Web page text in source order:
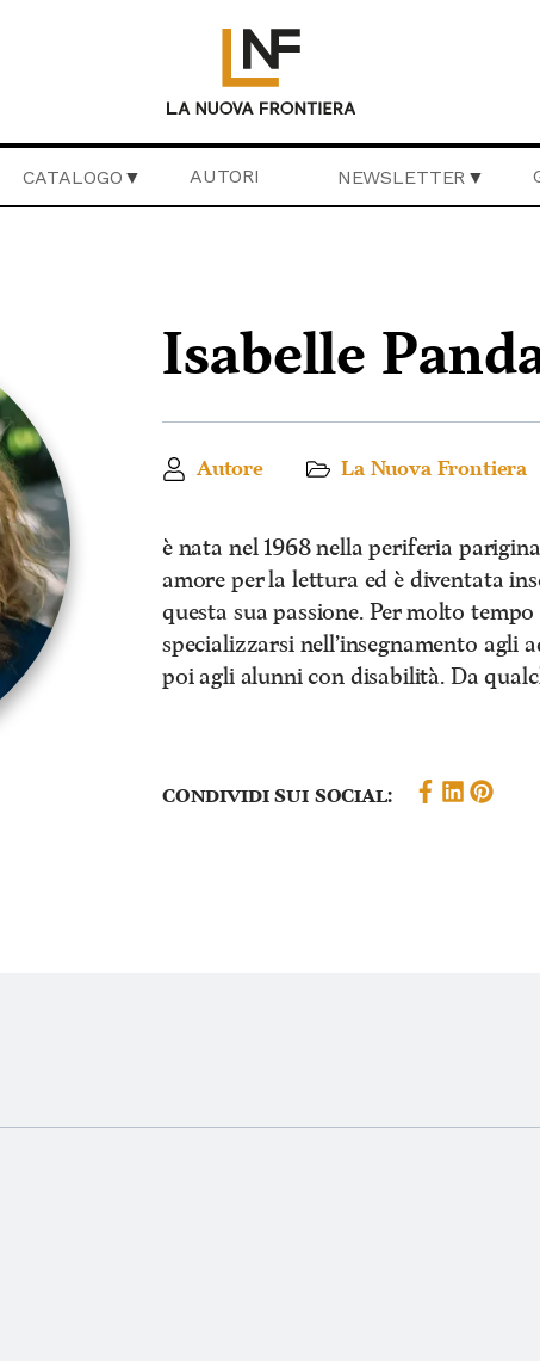
CATALOGO AUTORI NEWSLETTER
Isabelle
Autore La Nuova Frontiera
è nata nel 1968 nella periferia
amore per la lettura ed è diventata
questa sua passione. Per molto
specializzarsi nell’insegnamento agli
poi agli alunni con disabilità. Da
Condividi sui social: